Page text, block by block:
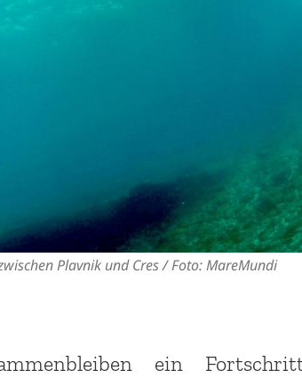
Plavnik und Cres / Foto: MareMundi
ein